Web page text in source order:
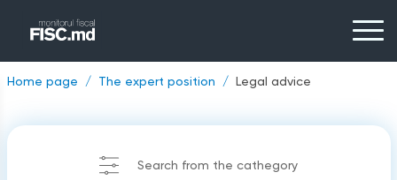
Home page The expert position Legal advice
Search from the cathegory